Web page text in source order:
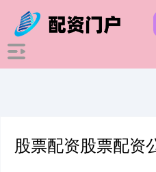
股票配资股票配资